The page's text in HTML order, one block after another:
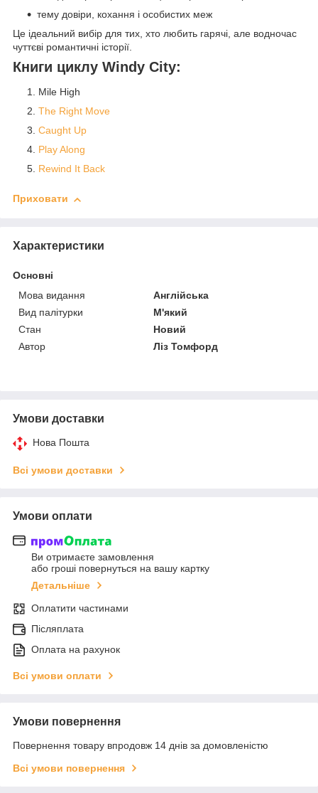
тему довіри, кохання і особистих меж
Це ідеальний вибір для тих, хто любить гарячі, але водночас
чуттєві романтичні історії.
Книги циклу Windy City:
Mile High
The Right Move
Caught Up
Play Along
Rewind It Back
Приховати
Характеристики
Основні
Мова видання
Англійська
Вид палітурки
М'який
Стан
Новий
Автор
Ліз Томфорд
Умови доставки
Нова Пошта
Всі умови доставки
Умови оплати
Ви отримаєте замовлення
або гроші повернуться на вашу картку
Детальніше
Оплатити частинами
Післяплата
Оплата на рахунок
Всі умови оплати
Умови повернення
Повернення товару впродовж 14 днів за домовленістю
Всі умови повернення